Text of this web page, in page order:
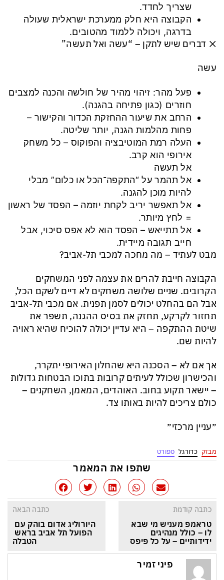
שצריך לחדד.
הקבוצה היא חלק ממערכת ישראלית שעולה
בדרגה, ויכולה ללמוד מהטובים.
❌ דברים שיש לתקן – “עשה ואל תעשה”
עשה
פעל מהר: זיהוי מהיר של חולשה והכנה למצבים
חוזרים (כגון פתיחה בהגנה).
הרחב את שיעור ההחזקת הכדור והקישור –
פחות מהלמות הגנה, יותר שליטה.
העלה רמת המוטיבציה והפוקוס – כל משחק
אירופי הוא קרב.
אל תעשה
אל תהמר על “התקפה־הכל או כלום” מבלי
להיות מוכן להגנה.
אל תאפשר יריב לקחת יוזמה – הפסד של ראשון
= לחץ מיותר.
אל תתייאש – הפסד הוא לא אפס סיכוי, אבל
חייב תגובה מיידית.
מבט לעתיד – מה מחכה למכבי תל-אביב?
הקבוצה חייבת להרים את עצמה לפני המשחקים
הקרובים. שניים שלושה משחקים לא דיים לשקם הכל,
אבל הם בהחלט יכולים לסמן תפנית. אם מכבי תל-אביב
תחזור לקרקע, תחזק את בסיס ההגנה, תשפר את
שיטת ההתקפה – היא עדיין יכולה להוכיח שהיא ראויה
להיות שם.
אך אם לא – הסכנה היא שהחלון האירופי יתקרר,
והכישרון שכולל לעיתים קרובות בתוכו הבטחות גדולות
– יישאר תקוע בחוב. האוהדים, המאמן, השחקנים –
כולם צריכים להיות באותו צד.
״עניין מרכזי״
מבזק כדורגל ספורט
שתפו את המאמר
כתבה קודמת
טראמפ מעניש מי שבא
לו – כולל מנהיגים
ידידותיים – על כל פיפס
כתבה הבאה
היורוליג אדום בוהק עם
הפועל תל אביב בראש
הטבלה
פיני זמיר